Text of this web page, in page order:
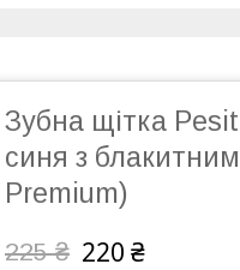
Зубна щітка
синя з блакитним
Premium)
225 ₴ 220 ₴